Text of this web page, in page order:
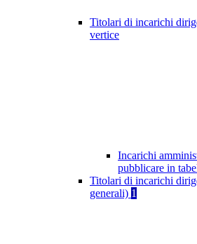
Titolari di incarichi
vertice
Incarichi
pubblicare in
Titolari di incarichi
generali) 1